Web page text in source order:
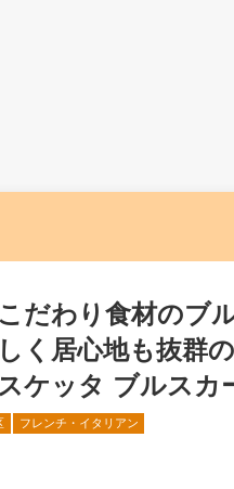
こだわり食材のブ
しく居心地も抜
ケッタ ブルスカ
フレンチ・イタリアン